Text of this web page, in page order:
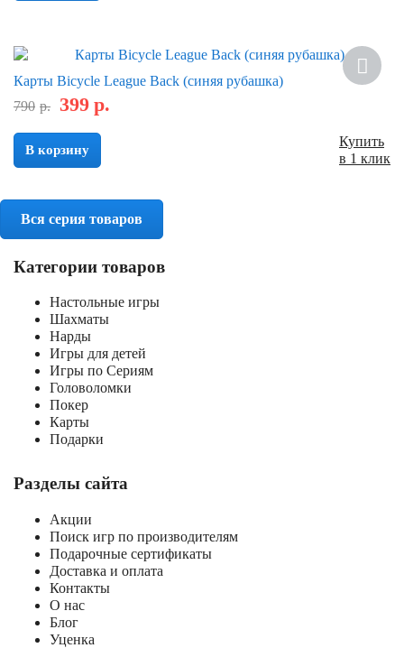
Карты Bicycle League Back (синяя рубашка)
790 р. 399 р.
В корзину
Купить
в 1 клик
Вся серия товаров
Категории товаров
Настольные игры
Шахматы
Нарды
Игры для детей
Игры по Сериям
Головоломки
Покер
Карты
Подарки
Разделы сайта
Акции
Поиск игр по производителям
Подарочные сертификаты
Доставка и оплата
Контакты
О нас
Блог
Уценка